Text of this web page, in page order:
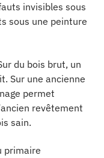
invisibles sous
sous une peinture
du bois brut, un
Sur une ancienne
permet
revêtement
sain.
primaire